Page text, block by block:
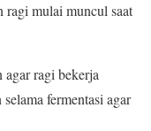
ragi mulai muncul saat
ragi bekerja
fermentasi agar